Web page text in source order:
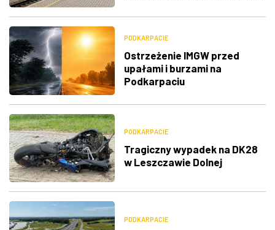
PODKARPACIE
Ostrzeżenie IMGW przed
upałami i burzami na
Podkarpaciu
PODKARPACIE
Tragiczny wypadek na DK28
w Leszczawie Dolnej
PODKARPACIE